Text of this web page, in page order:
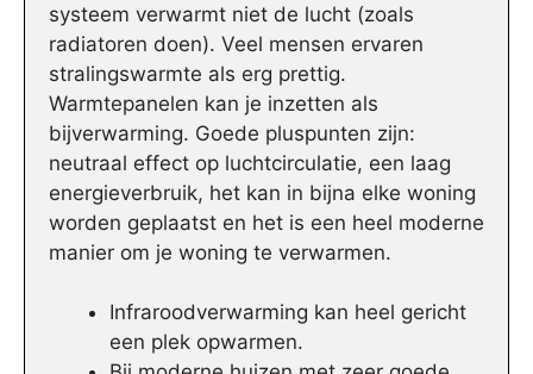
systeem verwarmt niet de lucht (zoals
radiatoren doen). Veel mensen ervaren
stralingswarmte als erg prettig.
Warmtepanelen kan je inzetten als
bijverwarming. Goede pluspunten zijn:
neutraal effect op luchtcirculatie, een laag
energieverbruik, het kan in bijna elke woning
worden geplaatst en het is een heel moderne
manier om je woning te verwarmen.
Infraroodverwarming kan heel gericht
een plek opwarmen.